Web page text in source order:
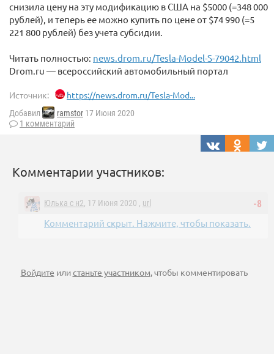
снизила цену на эту модификацию в США на $5000 (=348 000
рублей), и теперь ее можно купить по цене от $74 990 (=5
221 800 рублей) без учета субсидии.
Читать полностью: news.drom.ru/Tesla-Model-S-79042.html
Drom.ru — всероссийский автомобильный портал
Источник: https://news.drom.ru/Tesla-Mod...
Добавил ramstor 17 Июня 2020
1 комментарий
Комментарии участников:
-8
Юлька с н2, 17 Июня 2020 , url
Комментарий скрыт. Нажмите, чтобы показать.
Войдите илистаньте участником, чтобы комментировать